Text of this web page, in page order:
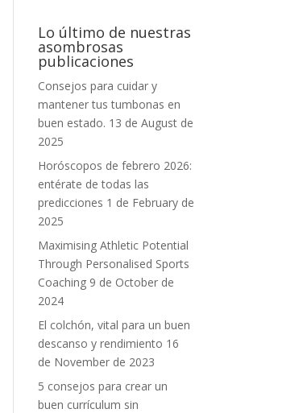
Lo último de nuestras
asombrosas
publicaciones
Consejos para cuidar y
mantener tus tumbonas en
buen estado. 13 de August de
2025
Horóscopos de febrero 2026:
entérate de todas las
predicciones 1 de February de
2025
Maximising Athletic Potential
Through Personalised Sports
Coaching 9 de October de
2024
El colchón, vital para un buen
descanso y rendimiento 16
de November de 2023
5 consejos para crear un
buen currículum sin